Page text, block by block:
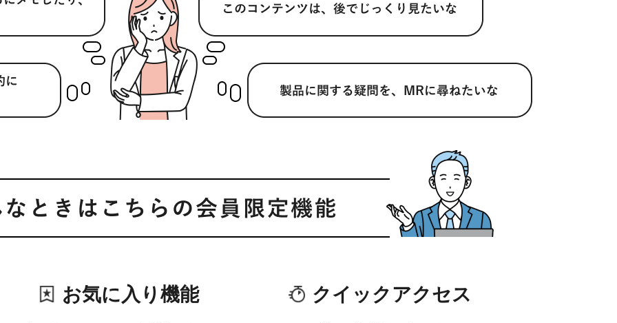
お気に入り機能 クイックアクセス